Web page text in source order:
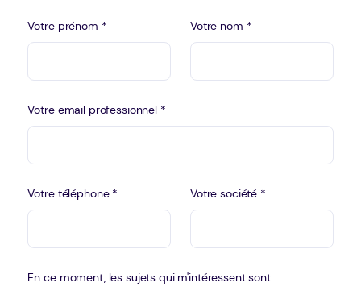
Votre prénom * Votre nom *
Votre email professionnel *
Votre téléphone * Votre société *
En ce moment, les sujets qui m'intéressent sont :